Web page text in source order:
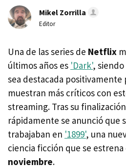
Mikel Zorrilla
Editor
Una de las series de Netflix
últimos años es 'Dark',
sea destacada positivamente
muestran más críticos con
streaming. Tras su
rápidamente se anunció que
trabajaban en '1899', una
ciencia ficción que se
noviembre.